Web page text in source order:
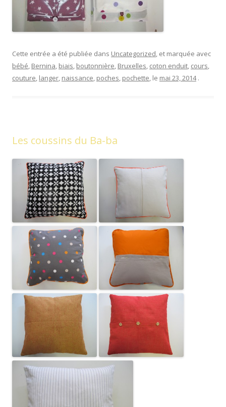
Cette entrée a été publiée dans Uncategorized, et marquée avec
bébé, Bernina, biais, boutonnière, Bruxelles, coton enduit, cours,
couture, langer, naissance, poches, pochette, le mai 23, 2014 .
Les coussins du Ba-ba